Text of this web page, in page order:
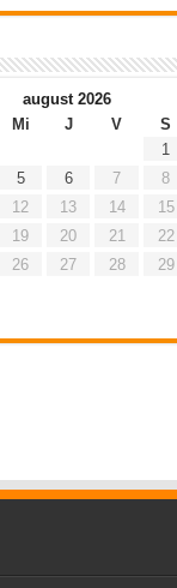
august 2026
Mi J V S
1
5 6 7 8
12 13 14 15
19 20 21 22
26 27 28 29